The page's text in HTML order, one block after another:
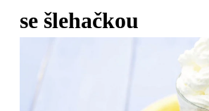
se šlehačkou